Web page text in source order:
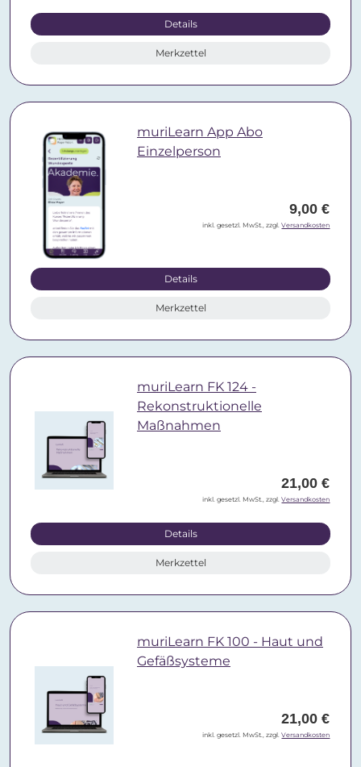
Details
Merkzettel
muriLearn App Abo
Einzelperson
9,00 €
inkl. gesetzl. MwSt., zzgl.Versandkosten
Details
Merkzettel
muriLearn FK 124 -
Rekonstruktionelle
Maßnahmen
21,00 €
inkl. gesetzl. MwSt., zzgl.Versandkosten
Details
Merkzettel
muriLearn FK 100 - Haut und
Gefäßsysteme
21,00 €
inkl. gesetzl. MwSt., zzgl.Versandkosten